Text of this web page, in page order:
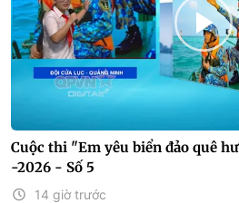
Cuộc thi "Em yêu biển đảo quê
-2026 - Số 5
14 giờ trước